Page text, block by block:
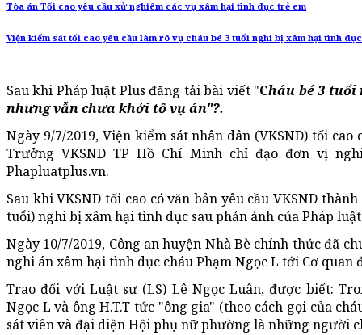
Tòa án Tối cao yêu cầu xử nghiêm các vụ xâm hại tình dục trẻ em
Viện kiểm sát tối cao yêu cầu làm rõ vụ cháu bé 3 tuổi nghi bị xâm hại tình dục
Sau khi Pháp luật Plus đăng tải bài viết "Cháu bé 3
nhưng vẫn chưa khởi tố vụ án"?.
Ngày 9/7/2019, Viện kiểm sát nhân dân (VKSND) tối cao
Trưởng VKSND TP Hồ Chí Minh chỉ đạo đơn vị
Phapluatplus.vn.
Sau khi VKSND tối cao có văn bản yêu cầu VKSND
tuổi) nghi bị xâm hại tình dục sau phản ánh của Pháp
Ngày 10/7/2019, Công an huyện Nhà Bè chính thức đã
nghi án xâm hại tình dục cháu Phạm Ngọc L tới Cơ quan
Trao đổi với Luật sư (LS) Lê Ngọc Luân, được biết:
Ngọc L và ông H.T.T tức "ông gia" (theo cách gọi của
sát viên và đại diện Hội phụ nữ phường là những người